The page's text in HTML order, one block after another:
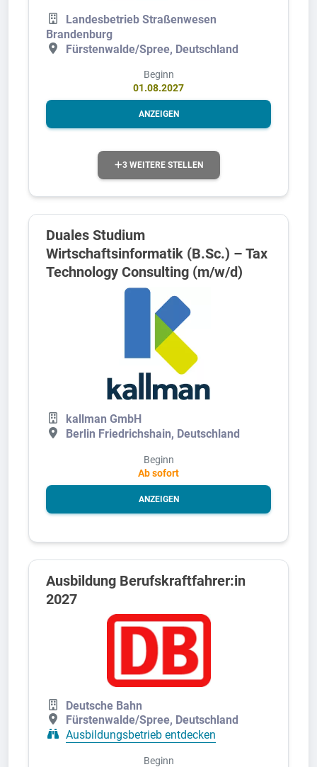
Landesbetrieb Straßenwesen
Brandenburg
Fürstenwalde/Spree, Deutschland
Beginn
01.08.2027
ANZEIGEN
3 WEITERE STELLEN
Duales Studium
Wirtschaftsinformatik (B.Sc.) – Tax
Technology Consulting (m/w/d)
kallman GmbH
Berlin Friedrichshain, Deutschland
Beginn
Ab sofort
ANZEIGEN
Ausbildung Berufskraftfahrer:in
2027
Deutsche Bahn
Fürstenwalde/Spree, Deutschland
Ausbildungsbetrieb entdecken
Beginn